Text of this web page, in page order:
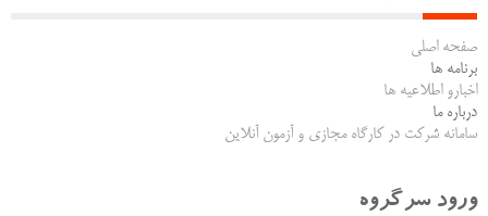
صفحه اصلی
برنامه ها
اخبارو اطلاعیه ها
درباره ما
سامانه شرکت در کارگاه مجازی و آزمون آنلاین
ورود سرگروه